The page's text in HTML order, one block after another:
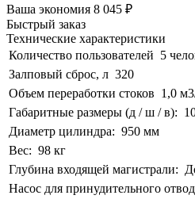
Ваша экономия 8 045 ₽
Быстрый заказ
Технические характеристики
Количество пользователей 5
Залповый сброс, л 320
Объем переработки стоков 1,0
Габаритные размеры (д / ш / в):
Диаметр цилиндра: 950 мм
Вес: 98 кг
Глубина входящей магистрали:
Насос для принудительного